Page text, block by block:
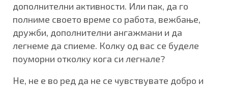
дополнителни активности. Или пак, да го
полниме своето време со работа, вежбање,
дружби, дополнителни ангажмани и да
легнеме да спиеме. Колку од вас се буделе
поуморни отколку кога си легнале?
Не, не е во ред да не се чувствувате добро и